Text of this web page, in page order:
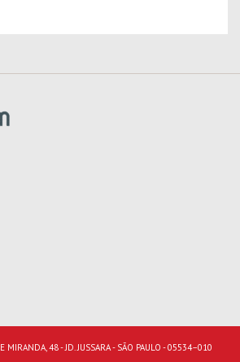
MIRANDA, 48 - JD. JUSSARA - SÃO PAULO - 05534–010